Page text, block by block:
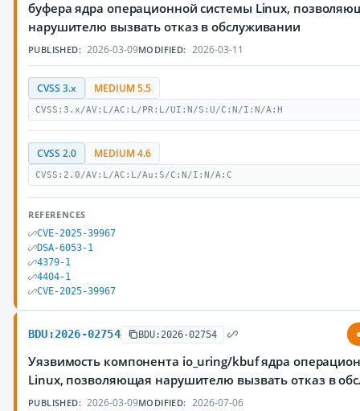
буфера ядра операционной системы Linux,
нарушителю вызвать отказ в обслуживании
PUBLISHED: 2026-03-09MODIFIED: 2026-03-11
CVSS 3.x MEDIUM 5.5
CVSS:3.x/AV:L/AC:L/PR:L/UI:N/S:U/C:N/I:N/A:H
CVSS 2.0 MEDIUM 4.6
CVSS:2.0/AV:L/AC:L/Au:S/C:N/I:N/A:C
REFERENCES
CVE-2025-39967
DSA-6053-1
4379-1
4404-1
CVE-2025-39967
BDU:2026-02754 BDU:2026-02754
Уязвимость компонента io_uring/kbuf ядра
Linux, позволяющая нарушителю вызвать отказ в
PUBLISHED: 2026-03-09MODIFIED: 2026-07-06